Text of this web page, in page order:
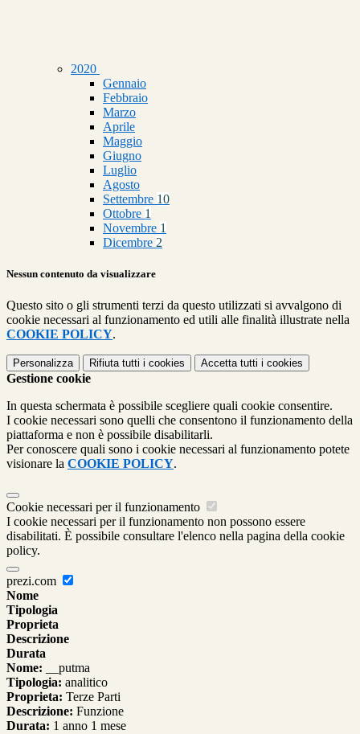
2020
Gennaio
Febbraio
Marzo
Aprile
Maggio
Giugno
Luglio
Agosto
Settembre 10
Ottobre 1
Novembre 1
Dicembre 2
Nessun contenuto da visualizzare
Questo sito o gli strumenti terzi da questo utilizzati si avvalgono di
cookie necessari al funzionamento ed utili alle finalità illustrate nella
COOKIE POLICY.
Personalizza Rifiuta tutti i cookies Accetta tutti i cookies
Gestione cookie
In questa schermata è possibile scegliere quali cookie consentire.
I cookie necessari sono quelli che consentono il funzionamento della
piattaforma e non è possibile disabilitarli.
Per conoscere quali sono i cookie necessari al funzionamento potete
visionare la COOKIE POLICY.
Cookie necessari per il funzionamento
I cookie necessari per il funzionamento non possono essere
disabilitati. È possibile consultare l'elenco nella pagina della cookie
policy.
prezi.com
Nome
Tipologia
Proprieta
Descrizione
Durata
Nome: __putma
Tipologia: analitico
Proprieta: Terze Parti
Descrizione: Funzione
Durata: 1 anno 1 mese